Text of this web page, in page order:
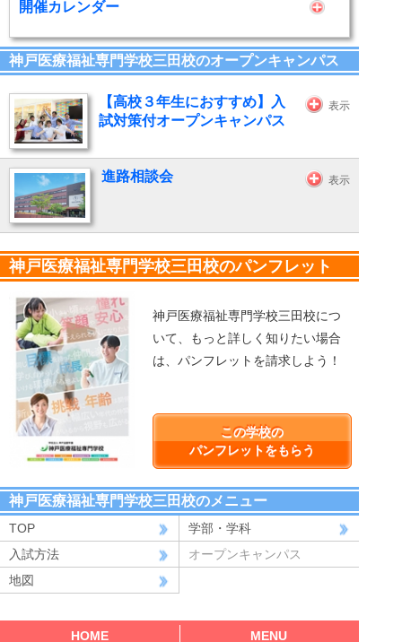
開催カレンダー
神戸医療福祉専門学校三田校のオープンキャンパス
表示
【高校３年生におすすめ】入
試対策付オープンキャンパス
表示
進路相談会
神戸医療福祉専門学校三田校のパンフレット
神戸医療福祉専門学校三田校につ
いて、もっと詳しく知りたい場合
は、パンフレットを請求しよう！
この学校の
パンフレットをもらう
神戸医療福祉専門学校三田校のメニュー
TOP
学部・学科
入試方法
オープンキャンパス
地図
HOME MENU